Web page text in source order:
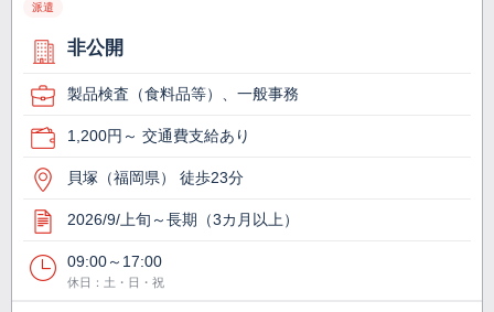
派遣
非公開
製品検査（食料品等）、一般事務
1,200円～ 交通費支給あり
貝塚（福岡県） 徒歩23分
2026/9/上旬～長期（3カ月以上）
09:00～17:00
休日：土・日・祝